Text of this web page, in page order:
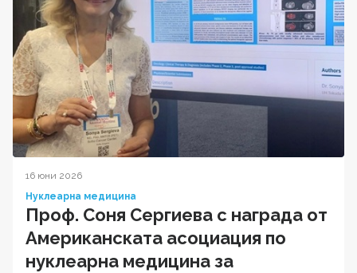
16 юни 2026
Нуклеарна медицина
Проф. Соня Сергиева с награда от
Американската асоциация по
нуклеарна медицина за